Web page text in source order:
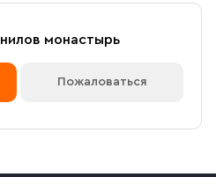
монастырь
Пожаловаться